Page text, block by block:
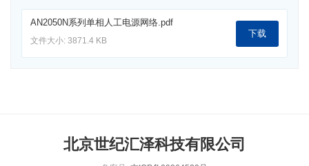
AN2050N系列单相人工电源网络.pdf
文件大小: 3871.4 KB
下载
北京世纪汇泽科技有限公司